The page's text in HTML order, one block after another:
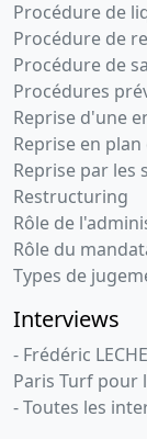
Procédure de
Procédure de
Procédure de
Procédures
Reprise d'une
Reprise en
Reprise par les
Restructuring
Rôle de
Rôle du
Types de
Interviews
- Frédéric
Paris Turf pour
- Toutes les